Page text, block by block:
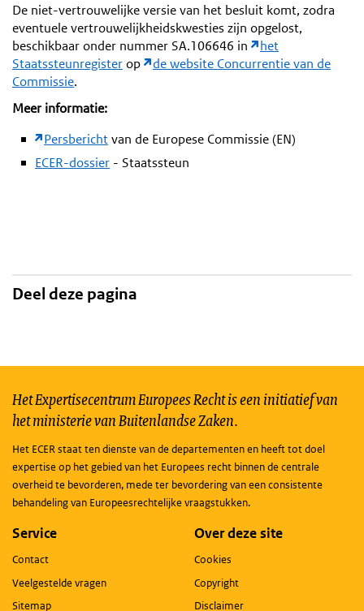
De niet-vertrouwelijke versie van het besluit komt, zodra
eventuele vertrouwelijkheidskwesties zijn opgelost,
beschikbaar onder nummer SA.106646 in
het
Staatssteunregisterop
de website Concurrentie van de
Commissie.
Meer informatie:
Persberichtvan de Europese Commissie (EN)
ECER-dossier - Staatssteun
Deel deze pagina
Het Expertisecentrum Europees Recht is een initiatief van
het ministerie van Buitenlandse Zaken.
Het ECER staat ten dienste van de departementen en heeft tot doel
expertise op het gebied van het Europees recht binnen de centrale
overheid te bevorderen, mede ter bevordering van een consistente
behandeling van Europeesrechtelijke vraagstukken.
Service
Contact
Veelgestelde vragen
Sitemap
Over deze site
Cookies
Copyright
Disclaimer